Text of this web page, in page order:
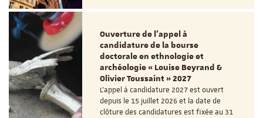
Ouverture de l'appel à
candidature de la bourse
doctorale en ethnologie et
archéologie « Louise Beyrand &
Olivier Toussaint » 2027
L’appel à candidature 2027 est ouvert
depuis le 15 juillet 2026 et la date de
clôture des candidatures est fixée au 31